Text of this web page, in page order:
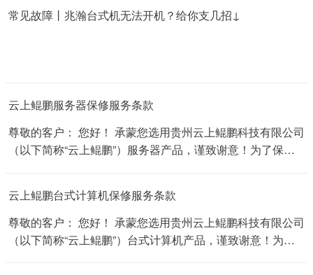
常见故障丨兆瀚台式机无法开机？给你支几招↓
云上鲲鹏服务器保修服务条款
尊敬的客户： 您好！ 承蒙您选用贵州云上鲲鹏科技有限公司
（以下简称“云上鲲鹏”）服务器产品，谨致谢意！为了保护
云上鲲鹏标准服务承诺 1、三年有限保修 自您购买之日（以
云上鲲鹏送货单签收日期为准，如签收日期无法查实，以服
务器生产序列号（S/N）标识日期为准）起，云上鲲鹏将为
云上鲲鹏台式计算机保修服务条款
尊敬的客户： 您好！ 承蒙您选用贵州云上鲲鹏科技有限公司
（以下简称“云上鲲鹏”）台式计算机产品，谨致谢意！为了